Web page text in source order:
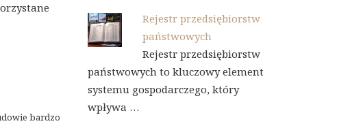
bardzo
Rejestr przedsiębiorstw
państwowych
Rejestr przedsiębiorstw
państwowych to kluczowy element
systemu gospodarczego, który
wpływa …